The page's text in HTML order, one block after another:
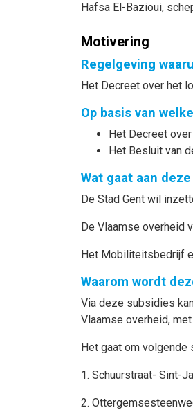
Hafsa El-Bazioui,
Motivering
Regelgeving
Het Decreet over het
Op basis van
Het Decreet
Het Besluit van
Wat gaat aan
De Stad Gent wil
De Vlaamse overheid
Het Mobiliteitsbedrijf
Waarom wordt
Via deze subsidies
Vlaamse overheid,
Het gaat om volgende
1. Schuurstraat- Sint-
2.